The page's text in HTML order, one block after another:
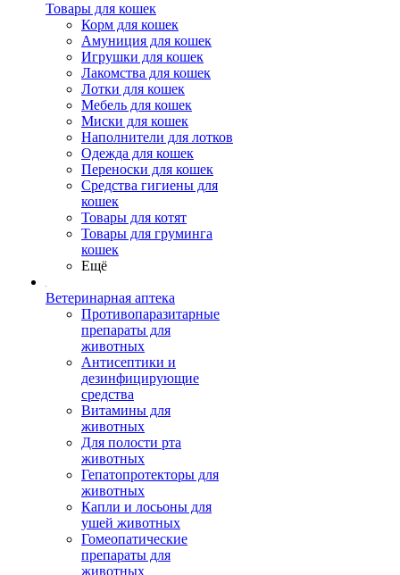
Товары для кошек
Корм для кошек
Амуниция для кошек
Игрушки для кошек
Лакомства для кошек
Лотки для кошек
Мебель для кошек
Миски для кошек
Наполнители для лотков
Одежда для кошек
Переноски для кошек
Средства гигиены для
кошек
Товары для котят
Товары для груминга
кошек
Ещё
Ветеринарная аптека
Противопаразитарные
препараты для
животных
Антисептики и
дезинфицирующие
средства
Витамины для
животных
Для полости рта
животных
Гепатопротекторы для
животных
Капли и лосьоны для
ушей животных
Гомеопатические
препараты для
животных